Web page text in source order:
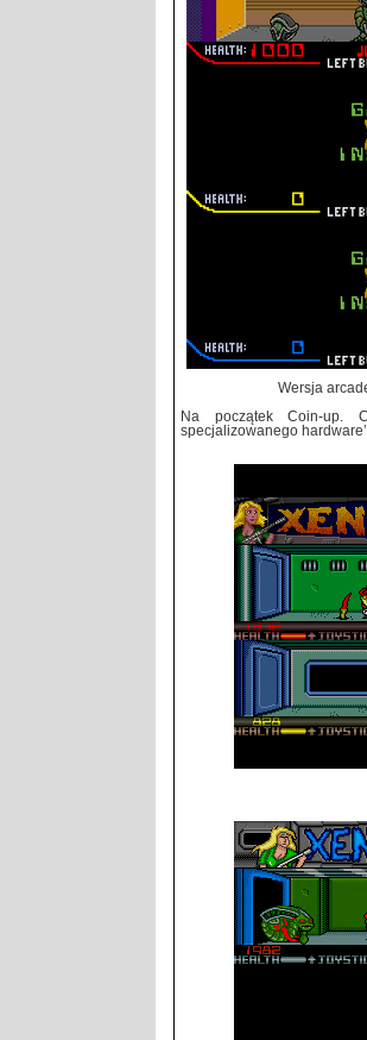
Wersja
Na początek Coin-up.
specjalizowanego